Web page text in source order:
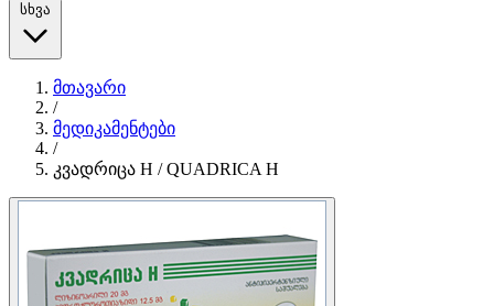
სხვა
მთავარი
/
მედიკამენტები
/
კვადრიცა H / QUADRICA H